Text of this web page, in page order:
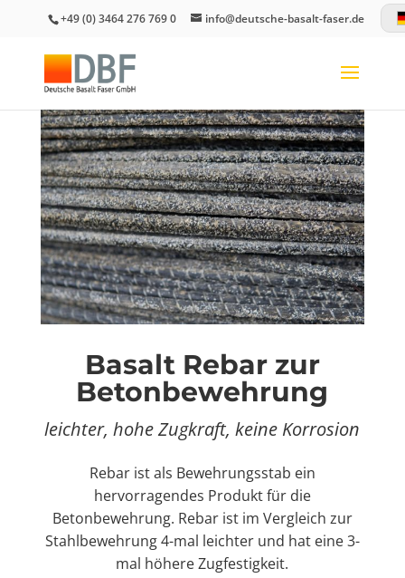
+49 (0) 3464 276 769 0 info@deutsche-basalt-faser.de
Basalt Rebar zur
Betonbewehrung
leichter, hohe Zugkraft, keine Korrosion
Rebar ist als Bewehrungsstab ein
hervorragendes Produkt für die
Betonbewehrung. Rebar ist im Vergleich zur
Stahlbewehrung 4-mal leichter und hat eine 3-
mal höhere Zugfestigkeit.